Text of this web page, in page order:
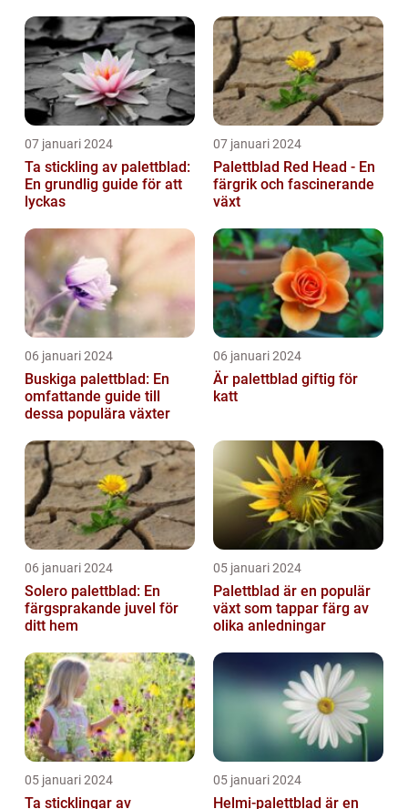
07 januari 2024
Ta stickling av palettblad:
En grundlig guide för att
lyckas
07 januari 2024
Palettblad Red Head - En
färgrik och fascinerande
växt
06 januari 2024
Buskiga palettblad: En
omfattande guide till
dessa populära växter
06 januari 2024
Är palettblad giftig för
katt
06 januari 2024
Solero palettblad: En
färgsprakande juvel för
ditt hem
05 januari 2024
Palettblad är en populär
växt som tappar färg av
olika anledningar
05 januari 2024
Ta sticklingar av
05 januari 2024
Helmi-palettblad är en